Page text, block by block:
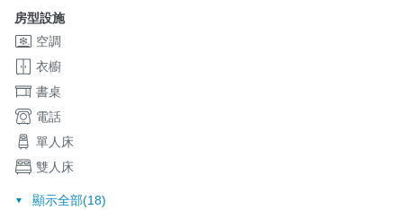
房型設施
空調
衣櫥
書桌
電話
單人床
雙人床
顯示全部(18)